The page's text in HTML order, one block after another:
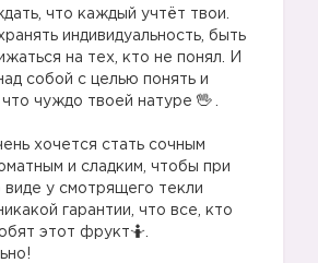
что каждый учтёт твои.
индивидуальность, быть
на тех, кто не понял. И
собой с целью понять и
чуждо твоей натуре
хочется стать сочным
и сладким, чтобы при
виде у смотрящего текли
гарантии, что все, кто
этот фрукт🤷.